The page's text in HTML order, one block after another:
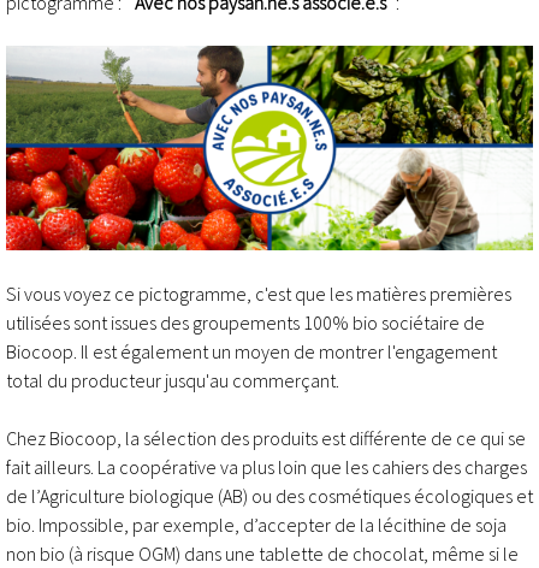
Si vous voyez ce pictogramme, c'est que les matières premières
utilisées sont issues des groupements 100% bio sociétaire de
Biocoop. Il est également un moyen de montrer l'engagement
total du producteur jusqu'au commerçant.
Chez Biocoop, la sélection des produits est différente de ce qui se
fait ailleurs. La coopérative va plus loin que les cahiers des charges
de l’Agriculture biologique (AB) ou des cosmétiques écologiques et
bio. Impossible, par exemple, d’accepter de la lécithine de soja
non bio (à risque OGM) dans une tablette de chocolat, même si le